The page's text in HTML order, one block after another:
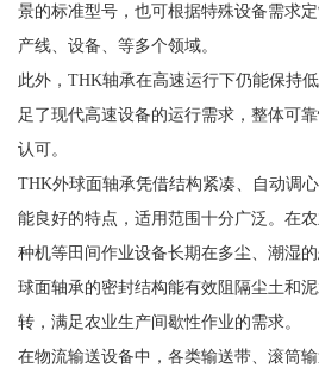
景的标准型号，也可根据特殊设备需求
产线、设备、等多个领域。
此外，THK轴承在高速运行下仍能保持
足了现代高速设备的运行需求，整体可
认可。
THK外球面轴承凭借结构紧凑、自动调
能良好的特点，适用范围十分广泛。在
种机等田间作业设备长期在多尘、潮湿
球面轴承的密封结构能有效阻隔尘土和
转，满足农业生产间歇性作业的需求。
在物流输送设备中，各类输送带、滚筒